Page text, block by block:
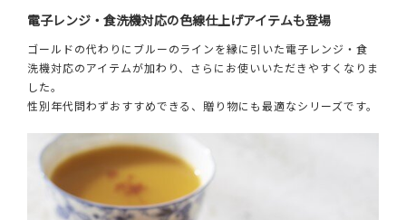
電子レンジ・食洗機対応の色線仕上げアイテムも登場
ゴールドの代わりにブルーのラインを縁に引いた電子レンジ・食
洗機対応のアイテムが加わり、さらにお使いいただきやすくなりま
した。
性別年代問わずおすすめできる、贈り物にも最適なシリーズです。